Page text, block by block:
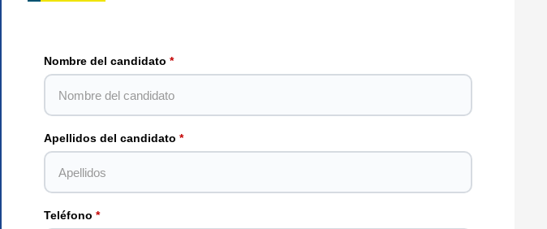
Nombre del candidato
Apellidos del candidato
Teléfono